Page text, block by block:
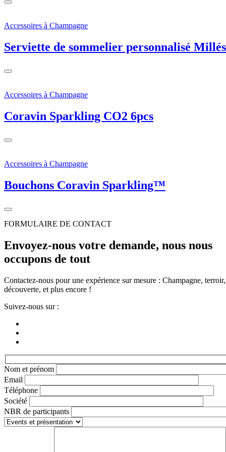
Accessoires à Champagne
Serviette de sommelier personnalisé
Accessoires à Champagne
Coravin Sparkling CO2 6pcs
Accessoires à Champagne
Bouchons Coravin Sparkling™
FORMULAIRE DE CONTACT
Envoyez-nous votre demande, nous nous
occupons de tout
Contactez-nous pour une expérience sur mesure : Champagne, terroir,
découverte, et plus encore !
Suivez-nous sur :
Nom et prénom
Email
Téléphone
Société
NBR de participants